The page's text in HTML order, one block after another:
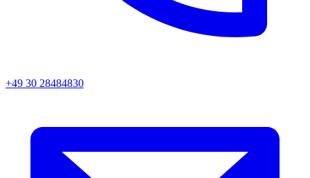
+49 30 28484830